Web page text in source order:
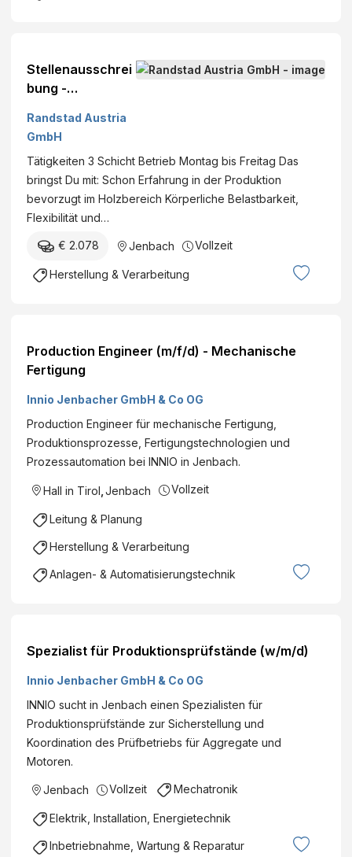
Stellenausschrei
bung -
beiter (m/w/d) in
Jenbach
Randstad Austria
GmbH
Tätigkeiten 3 Schicht Betrieb Montag bis Freitag Das
bringst Du mit: Schon Erfahrung in der Produktion
bevorzugt im Holzbereich Körperliche Belastbarkeit,
Flexibilität und…
€ 2.078 Jenbach Vollzeit
Herstellung & Verarbeitung
Production Engineer (m/f/d) - Mechanische
Fertigung
Innio Jenbacher GmbH & Co OG
Production Engineer für mechanische Fertigung,
Produktionsprozesse, Fertigungstechnologien und
Prozessautomation bei INNIO in Jenbach.
Hall in Tirol Jenbach Vollzeit
Leitung & Planung
Herstellung & Verarbeitung
Anlagen- & Automatisierungstechnik
Spezialist für Produktionsprüfstände (w/m/d)
Innio Jenbacher GmbH & Co OG
INNIO sucht in Jenbach einen Spezialisten für
Produktionsprüfstände zur Sicherstellung und
Koordination des Prüfbetriebs für Aggregate und
Motoren.
Jenbach Vollzeit Mechatronik
Elektrik, Installation, Energietechnik
Inbetriebnahme, Wartung & Reparatur